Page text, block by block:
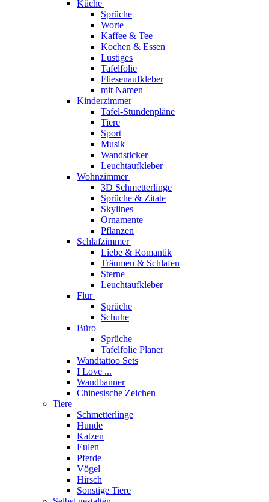
Küche
Sprüche
Worte
Kaffee & Tee
Kochen & Essen
Lustiges
Tafelfolie
Fliesenaufkleber
mit Namen
Kinderzimmer
Tafel-Stundenpläne
Tiere
Sport
Musik
Wandsticker
Leuchtaufkleber
Wohnzimmer
3D Schmetterlinge
Sprüche & Zitate
Skylines
Ornamente
Pflanzen
Schlafzimmer
Liebe & Romantik
Träumen & Schlafen
Sterne
Leuchtaufkleber
Flur
Sprüche
Schuhe
Büro
Sprüche
Tafelfolie Planer
Wandtattoo Sets
I Love ...
Wandbanner
Chinesische Zeichen
Tiere
Schmetterlinge
Hunde
Katzen
Eulen
Pferde
Vögel
Hirsch
Sonstige Tiere